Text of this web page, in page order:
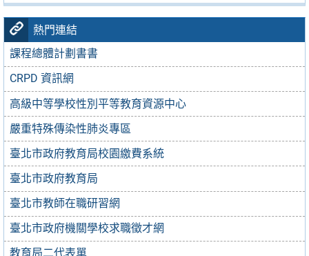
熱門連結
課程總體計劃書書
CRPD 資訊網
高級中等學校性別平等教育資源中心
嚴重特殊傳染性肺炎專區
臺北市政府教育局校園繳費系統
臺北市政府教育局
臺北市教師在職研習網
臺北市政府機關學校求職徵才網
教育局二代表單